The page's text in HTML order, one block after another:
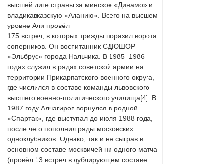
высшей лиге страны за минское «Динамо» и
владикавказскую «Аланию». Всего на высшем
уровне Али провёл
175 встреч, в которых трижды поразил ворота
соперников. Он воспитанник СДЮШОР
«Эльбрус» города Нальчика. В 1985–1986
годах служил в рядах советской армии на
территории Прикарпатского военного округа,
где числился в составе команды львовского
высшего военно-политического училища[4]. В
1987 году Алчагиров вернулся в родной
«Спартак», где выступал до июля 1988 года,
после чего пополнил ряды московских
одноклубников. Однако, так и не сыграв в
основном составе москвичей ни одного матча
(провёл 13 встреч в дублирующем составе